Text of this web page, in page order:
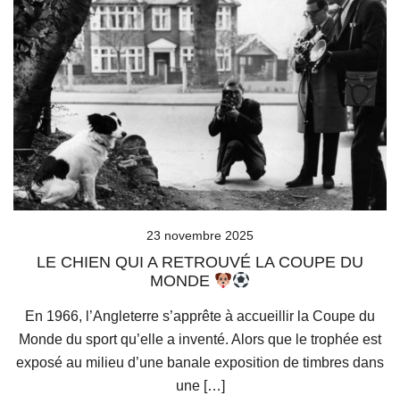
23 novembre 2025
LE CHIEN QUI A RETROUVÉ LA COUPE DU
MONDE
En 1966, l’Angleterre s’apprête à accueillir la Coupe du
Monde du sport qu’elle a inventé. Alors que le trophée est
exposé au milieu d’une banale exposition de timbres dans
une […]